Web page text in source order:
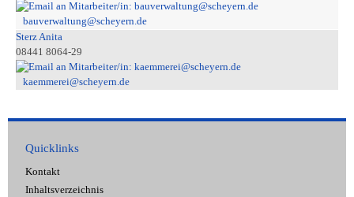
bauverwaltung@scheyern.de
Sterz Anita
08441 8064-29
kaemmerei@scheyern.de
Quicklinks
Kontakt
Inhaltsverzeichnis